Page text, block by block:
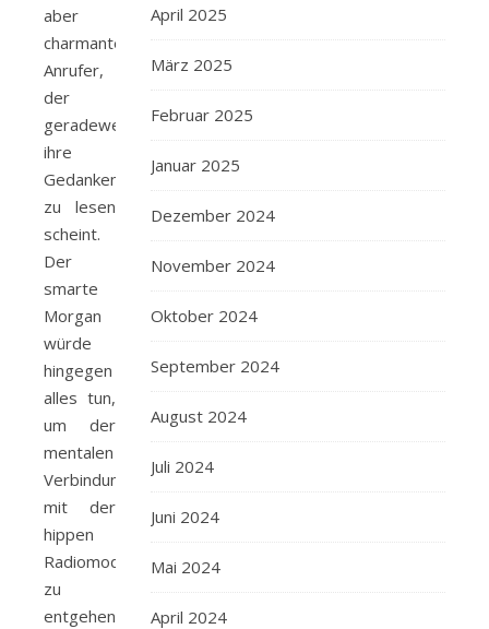
aber
charmanten
Anrufer,
der
geradewegs
ihre
Gedanken
zu lesen
scheint.
Der
smarte
Morgan
würde
hingegen
alles tun,
um der
mentalen
Verbindung
mit der
hippen
Radiomoderatorin
zu
entgehen.
April 2025
März 2025
Februar 2025
Januar 2025
Dezember 2024
November 2024
Oktober 2024
September 2024
August 2024
Juli 2024
Juni 2024
Mai 2024
April 2024